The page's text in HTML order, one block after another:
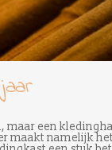
maar een
maakt namelijk